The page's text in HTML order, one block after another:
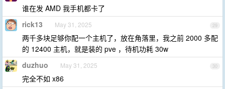
谁在发 AMD 我手机都卡了
29
rick13 May 31, 2025
两千多块足够你配一个主机了，放在角落里，我之前 2000 多配
的 12400 主机，就是装的 pve ，待机功耗 30w
30
duzhuo May 31, 2025
完全不如 x86